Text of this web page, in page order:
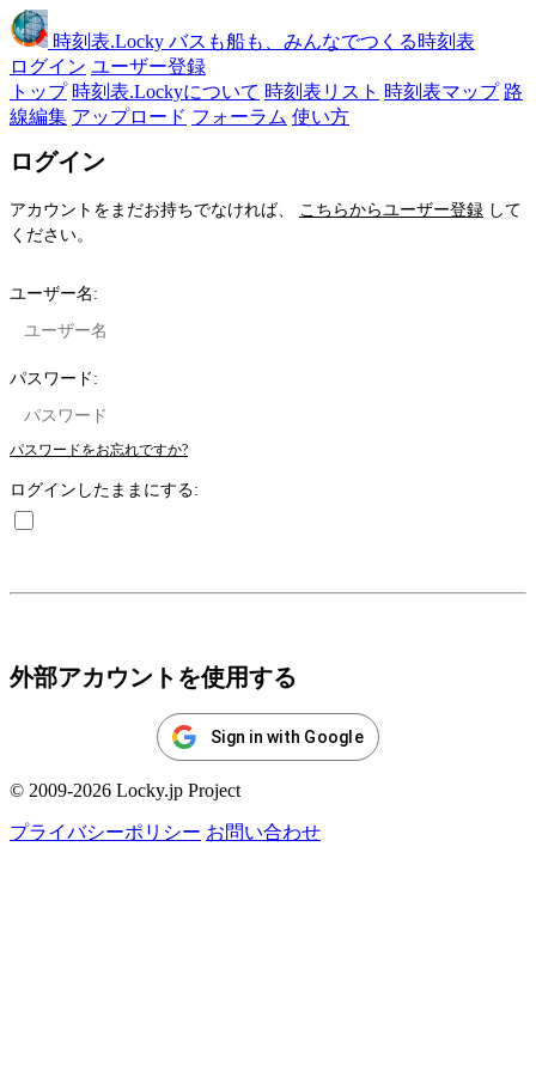
時刻表.Locky バスも船も、みんなでつくる時刻表
ログイン ユーザー登録
トップ 時刻表.Lockyについて 時刻表リスト 時刻表マップ 路
線編集 アップロード フォーラム 使い方
ログイン
アカウントをまだお持ちでなければ、 こちらからユーザー登録 して
ください。
ユーザー名:
パスワード:
パスワードをお忘れですか?
ログインしたままにする:
外部アカウントを使用する
Sign in with Google
© 2009-2026 Locky.jp Project
プライバシーポリシー お問い合わせ